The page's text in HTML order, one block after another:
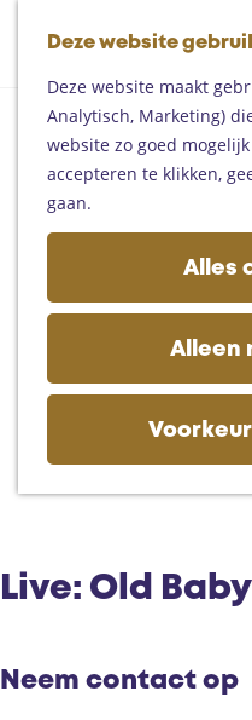
Deze website
Deze website maakt
Analytisch, Marketing)
website zo goed
accepteren te klikken,
gaan.
Alles
Alleen
M
e
n
u
K
a
a
r
t
Live: Old
Neem contact op